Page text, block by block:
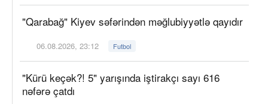
"Qarabağ" Kiyev səfərindən məğlubiyyətlə qayıdır
06.08.2026, 23:12 Futbol
"Kürü keçək?! 5" yarışında iştirakçı sayı 616
nəfərə çatdı